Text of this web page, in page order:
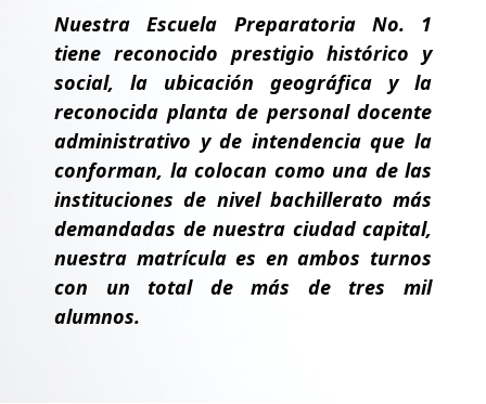
Nuestra Escuela Preparatoria No. 1
tiene reconocido prestigio histórico y
social, la ubicación geográfica y la
reconocida planta de personal docente
administrativo y de intendencia que la
conforman, la colocan como una de las
instituciones de nivel bachillerato más
demandadas de nuestra ciudad capital,
nuestra matrícula es en ambos turnos
con un total de más de tres mil
alumnos.